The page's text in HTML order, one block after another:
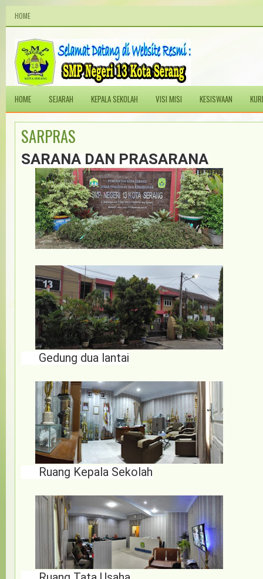
HOME
HOME SEJARAH KEPALA SEKOLAH VISI MISI KESISWAAN
SARPRAS
SARANA DAN PRASARANA
Gedung dua lantai
Ruang Kepala Sekolah